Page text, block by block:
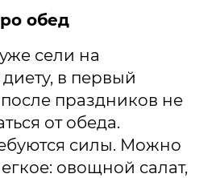
обед
сели на
в первый
праздников не
от обеда.
силы. Можно
овощной салат,